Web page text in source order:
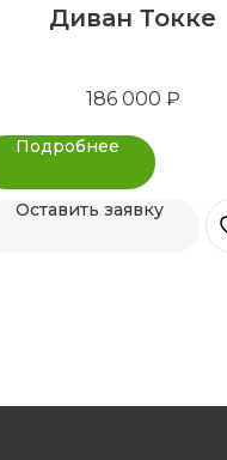
Диван Токке
186 000 ₽
Подробнее
Оставить заявку